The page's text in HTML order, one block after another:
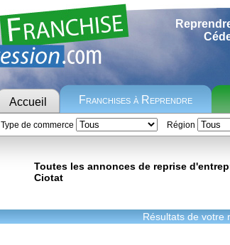
Accueil Franchises à Reprendre
Type de commerce Région
Toutes les annonces de reprise
Ciotat
Résultats de votre